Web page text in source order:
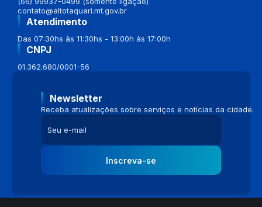
contato@altotaquari.mt.gov.br
Atendimento
Das 07:30hs às 11:30hs - 13:00h às 17:00h
CNPJ
01.362.680/0001-56
Newsletter
Receba atualizações sobre serviços e notícias da cidade.
Inscreva-se